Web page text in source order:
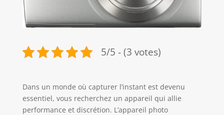
5/5 - (3 votes)
Dans un monde où capturer l’instant est devenu
essentiel, vous recherchez un appareil qui allie
performance et discrétion. L’appareil photo